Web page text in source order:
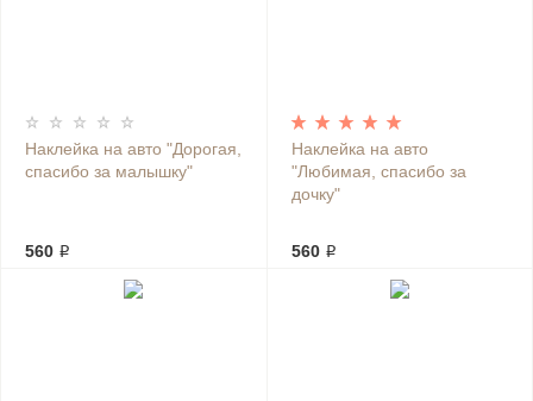
Наклейка на авто "Дорогая,
спасибо за малышку"
560 ₽
Наклейка на авто
"Любимая, спасибо за
дочку"
560 ₽